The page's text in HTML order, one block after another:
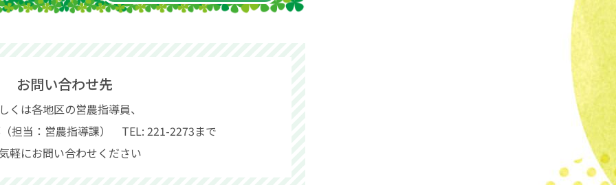
お問い合わせ先
くは各地区の営農指導員、
担当：営農指導課） TEL: 221-2273まで
軽にお問い合わせください